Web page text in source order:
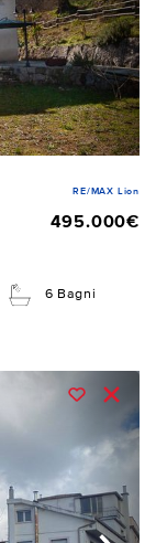
RE/MAX Lion
495.000€
6 Bagni